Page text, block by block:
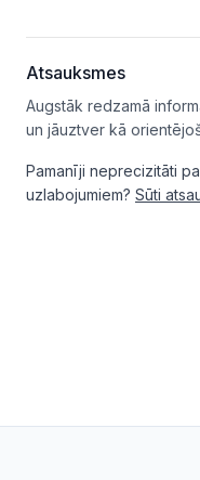
Atsauksmes
Augstāk redzamā
un jāuztver kā
Pamanīji neprecizitāti
uzlabojumiem? Sūti